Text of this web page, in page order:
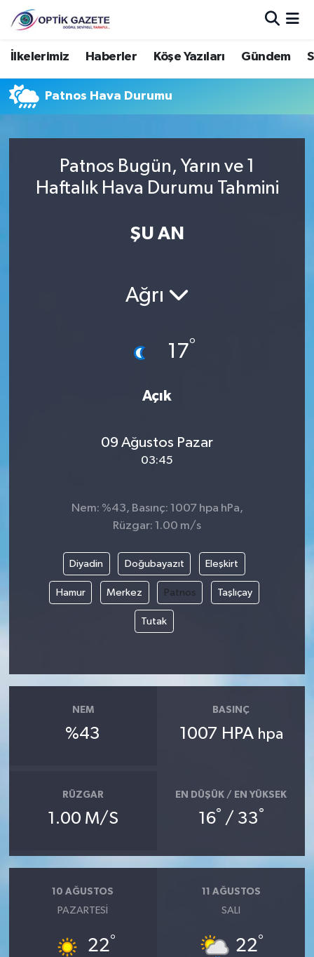
İlkelerimiz Haberler Köşe Yazıları Gündem
Patnos Hava Durumu
Patnos Bugün, Yarın ve 1
Haftalık Hava Durumu Tahmini
ŞU AN
Ağrı
17°
Açık
09 Ağustos Pazar
03:45
Nem: %43, Basınç: 1007 hpa hPa,
Rüzgar: 1.00 m/s
Diyadin Doğubayazıt Eleşkirt
Hamur Merkez Patnos Taşlıçay
Tutak
NEM
%43
BASINÇ
1007 HPA hpa
RÜZGAR
1.00 M/S
EN DÜŞÜK / EN YÜKSEK
16° / 33°
10 AĞUSTOS
PAZARTESI
22°
11 AĞUSTOS
SALI
22°
Nöbetçi Eczaneler
Hava Durumu
Trafik Durumu
Süper Lig Puan Durumu ve Fikstür